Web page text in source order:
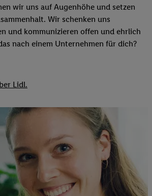
wir uns auf Augenhöhe und setzen
Wir schenken uns
und kommunizieren offen und ehrlich
nach einem Unternehmen für dich?
Lidl.